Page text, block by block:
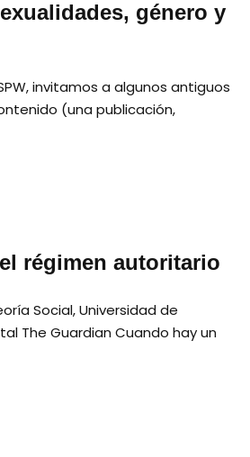
género y
invitamos a algunos antiguos
(una publicación,
régimen autoritario
Social, Universidad de
The Guardian Cuando hay un